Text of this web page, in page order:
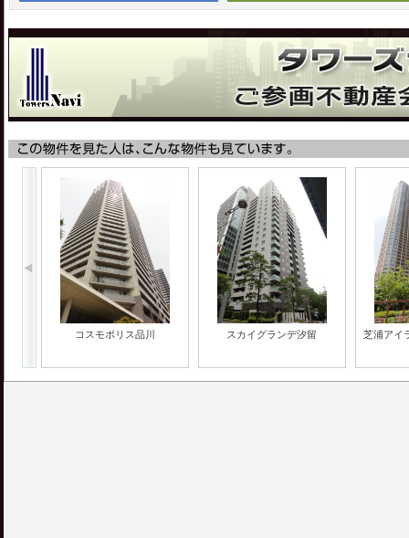
コスモポリス品川 スカイグランデ汐留 芝浦アイ